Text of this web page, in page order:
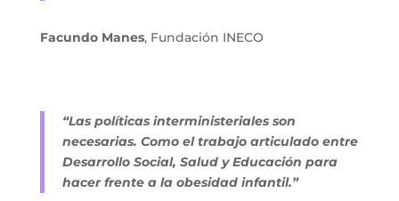
Facundo Manes, Fundación INECO
“Las políticas interministeriales son
necesarias. Como el trabajo articulado entre
Desarrollo Social, Salud y Educación para
hacer frente a la obesidad infantil.”